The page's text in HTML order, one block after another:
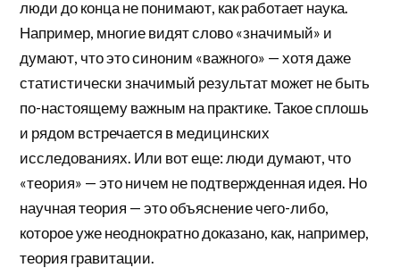
люди до конца не понимают, как работает наука.
Например, многие видят слово «значимый» и
думают, что это синоним «важного» — хотя даже
статистически значимый результат может не быть
по-настоящему важным на практике. Такое сплошь
и рядом встречается в медицинских
исследованиях. Или вот еще: люди думают, что
«теория» — это ничем не подтвержденная идея. Но
научная теория — это объяснение чего-либо,
которое уже неоднократно доказано, как, например,
теория гравитации.